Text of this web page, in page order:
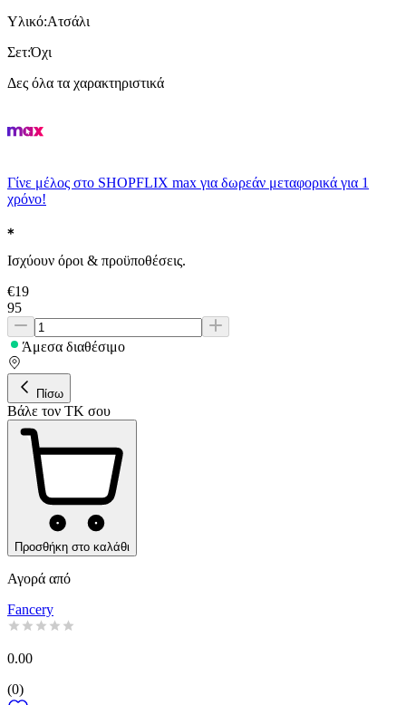
Υλικό:Ατσάλι
Σετ:Όχι
Δες όλα τα χαρακτηριστικά
Γίνε μέλος στο SHOPFLIX max για δωρεάν μεταφορικά για 1
χρόνο!
Ισχύουν όροι & προϋποθέσεις.
€19
95
Άμεσα διαθέσιμο
Πίσω
Βάλε τον ΤΚ σου
Προσθήκη στο καλάθι
Αγορά από
Fancery
0.00
(0)